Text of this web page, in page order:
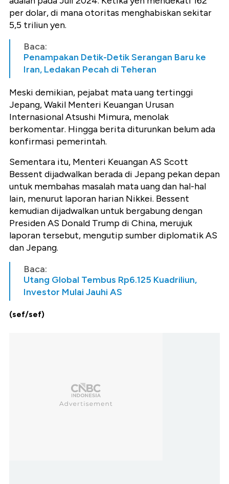
per dolar, di mana otoritas menghabiskan sekitar
5,5 triliun yen.
Baca:
Penampakan Detik-Detik Serangan Baru ke
Iran, Ledakan Pecah di Teheran
Meski demikian, pejabat mata uang tertinggi
Jepang, Wakil Menteri Keuangan Urusan
Internasional Atsushi Mimura, menolak
berkomentar. Hingga berita diturunkan belum ada
konfirmasi pemerintah.
Sementara itu, Menteri Keuangan AS Scott
Bessent dijadwalkan berada di Jepang pekan depan
untuk membahas masalah mata uang dan hal-hal
lain, menurut laporan harian Nikkei. Bessent
kemudian dijadwalkan untuk bergabung dengan
Presiden AS Donald Trump di China, merujuk
laporan tersebut, mengutip sumber diplomatik AS
dan Jepang.
Baca:
Utang Global Tembus Rp6.125 Kuadriliun,
Investor Mulai Jauhi AS
(sef/sef)